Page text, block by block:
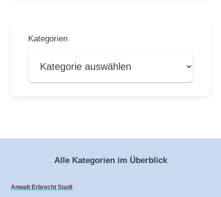
Kategorien
Alle Kategorien im Überblick
Anwalt Erbrecht Stadt